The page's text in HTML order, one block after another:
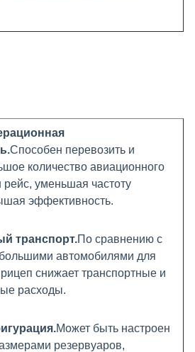
Способен перевозить и
количество авиационного
рейс, уменьшая частоту
эффективность.
транспорт.По сравнению с
автомобилями для
снижает транспортные и
расходы.
Может быть настроен
резервуаров,